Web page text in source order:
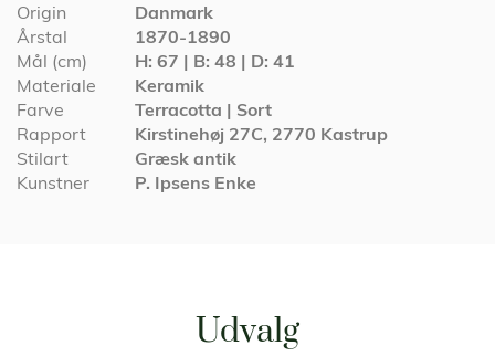
Origin
Danmark
Årstal
1870-1890
Mål (cm)
H: 67 | B: 48 | D: 41
Materiale
Keramik
Farve
Terracotta | Sort
Rapport
Kirstinehøj 27C, 2770 Kastrup
Stilart
Græsk antik
Kunstner
P. Ipsens Enke
Udvalg